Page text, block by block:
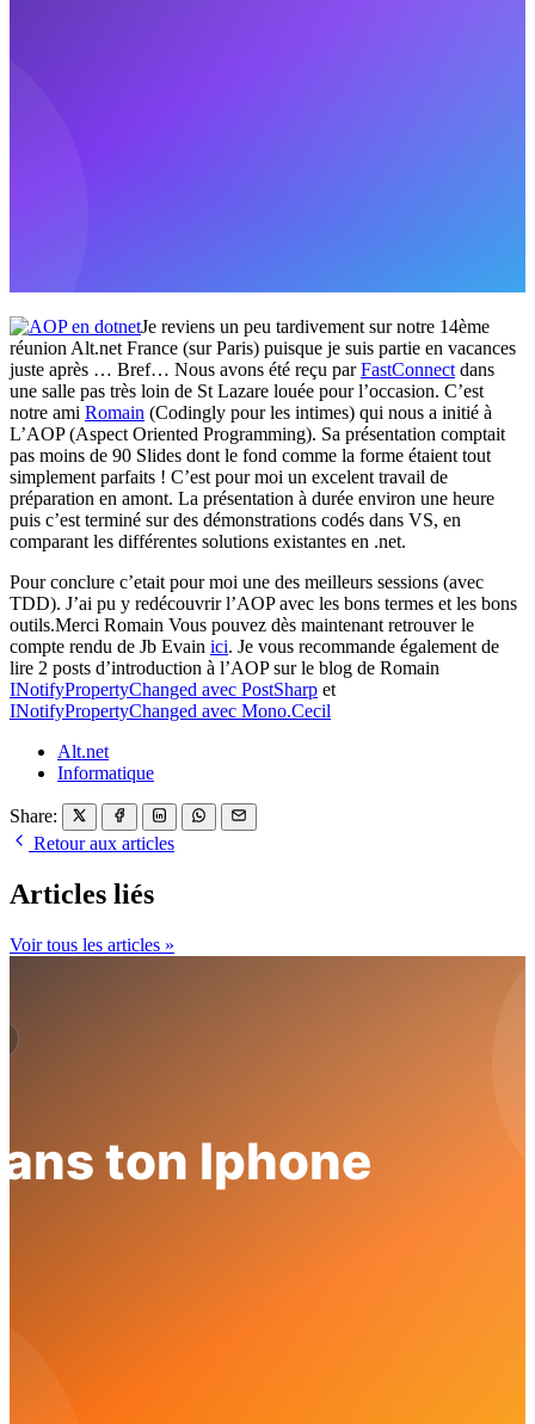
Je reviens un peu tardivement sur notre 14ème
réunion Alt.net France (sur Paris) puisque je suis partie en vacances
juste après … Bref… Nous avons été reçu parFastConnectdans
une salle pas très loin de St Lazare louée pour l’occasion. C’est
notre ami Romain (Codingly pour les intimes) qui nous a initié à
L’AOP (Aspect Oriented Programming). Sa présentation comptait
pas moins de 90 Slides dont le fond comme la forme étaient tout
simplement parfaits ! C’est pour moi un excelent travail de
préparation en amont. La présentation à durée environ une heure
puis c’est terminé sur des démonstrations codés dans VS, en
comparant les différentes solutions existantes en .net.
Pour conclure c’etait pour moi une des meilleurs sessions (avec
TDD). J’ai pu y redécouvrir l’AOP avec les bons termes et les bons
outils.Merci Romain Vous pouvez dès maintenant retrouver le
compte rendu de Jb Evain ici. Je vous recommande également de
lire 2 posts d’introduction à l’AOP sur le blog de Romain
INotifyPropertyChanged avec PostSharp et
INotifyPropertyChanged avec Mono.Cecil
Alt.net
Informatique
Share:
Retour aux articles
Articles liés
Voir tous les articles »